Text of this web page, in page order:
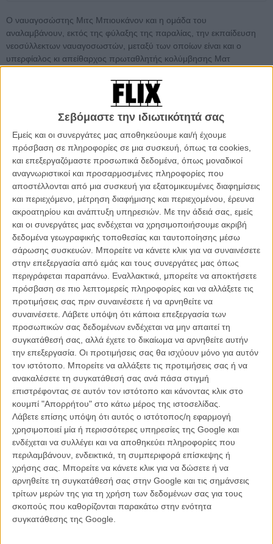
Σεβόμαστε την ιδιωτικότητά σας
Εμείς και οι συνεργάτες μας αποθηκεύουμε και/ή έχουμε
πρόσβαση σε πληροφορίες σε μια συσκευή, όπως τα cookies,
και επεξεργαζόμαστε προσωπικά δεδομένα, όπως μοναδικοί
αναγνωριστικοί και προσαρμοσμένες πληροφορίες που
αποστέλλονται από μια συσκευή για εξατομικευμένες διαφημίσεις
και περιεχόμενο, μέτρηση διαφήμισης και περιεχομένου, έρευνα
ακροατηρίου και ανάπτυξη υπηρεσιών. Με την άδειά σας, εμείς
και οι συνεργάτες μας ενδέχεται να χρησιμοποιήσουμε ακριβή
δεδομένα γεωγραφικής τοποθεσίας και ταυτοποίησης μέσω
σάρωσης συσκευών. Μπορείτε να κάνετε κλικ για να συναινέσετε
στην επεξεργασία από εμάς και τους συνεργάτες μας όπως
περιγράφεται παραπάνω. Εναλλακτικά, μπορείτε να αποκτήσετε
πρόσβαση σε πιο λεπτομερείς πληροφορίες και να αλλάξετε τις
προτιμήσεις σας πριν συναινέσετε ή να αρνηθείτε να
συναινέσετε. Λάβετε υπόψη ότι κάποια επεξεργασία των
προσωπικών σας δεδομένων ενδέχεται να μην απαιτεί τη
συγκατάθεσή σας, αλλά έχετε το δικαίωμα να αρνηθείτε αυτήν
την επεξεργασία. Οι προτιμήσεις σας θα ισχύουν μόνο για αυτόν
τον ιστότοπο. Μπορείτε να αλλάξετε τις προτιμήσεις σας ή να
ανακαλέσετε τη συγκατάθεσή σας ανά πάσα στιγμή
επιστρέφοντας σε αυτόν τον ιστότοπο και κάνοντας κλικ στο
κουμπί "Απορρήτου" στο κάτω μέρος της ιστοσελίδας.
Λάβετε επίσης υπόψη ότι αυτός ο ιστότοπος/η εφαρμογή
χρησιμοποιεί μία ή περισσότερες υπηρεσίες της Google και
ενδέχεται να συλλέγει και να αποθηκεύει πληροφορίες που
περιλαμβάνουν, ενδεικτικά, τη συμπεριφορά επίσκεψης ή
χρήσης σας. Μπορείτε να κάνετε κλικ για να δώσετε ή να
αρνηθείτε τη συγκατάθεσή σας στην Google και τις σημάνσεις
τρίτων μερών της για τη χρήση των δεδομένων σας για τους
σκοπούς που καθορίζονται παρακάτω στην ενότητα
συγκατάθεσης της Google.
Ο ναυαγοσώστης Μιτς Μπιουκάνον και η ομάδα του
αναλαμβάνουν, εκτός της φύλαξης της παραλίας, την εκπαίδευση
νεοσύλλεκτων ναυαγοσωστών, μεταξύ των οποίων είναι και ο
υπερφίαλος κι απείθαρχος πρωταθλητής κολύμβησης Ματ
καλούνται να συνεργαστούν στενά προκειμένου να ξεσκεπάσουν
μια εγκληματική οργάνωση που διακινεί ναρκωτικά και σπέρνει
πτώματα, απειλώντας το μέλλον της παραλίας τους.
Oταν η τηλεοπτική σειρά «Baywatch» άρχισε να προβάλλεται στις
τηλεοράσεις μας στις αρχές της δεκαετίας του ’90, ήταν ήδη μια
τεράστια επιτυχία. Αλλά ας το παραδεχτούμε. Η σειρά δεν ήταν
καθόλου καλή και το μόνο που κατάφερνε να της δώσει νόημα, και
πάνω από όλα τηλεθέαση, όλα αυτά τα 11 χρόνια προβολής της
ήταν τα καλλίγραμμα, ηλιοκαμένα, ιδρωμένα κορμιά των
ναυαγοσωστών να τρέχουν σε slow-mo στις παραλίες. Κανείς δεν
την έβλεπε για το σενάριό της και τους ενδιαφέροντες χαρακτήρες
της.
Με τις τόσες κινηματογραφικές αναβιώσεις παλιών επιτυχημένων
τηλεοπτικών σειρών, να κάνουν την εμφάνιση τους κάθε καλοκαίρι
στις αίθουσες, ήταν απλά ζήτημα χρόνου για να δούμε το
«Baywatch» να μοστράρει τους τέλεια σμιλεμένους κοιλιακούς του
στις οθόνες μας. Κι ενώ θα μπορούσε να είναι μια ευχάριστη,
απενοχοποιημένη, καλοκαιρινή περιπέτεια, όπως τα «21/22 Jump
Street» που τόσο πολύ προσπαθεί να μιμηθεί, εκμεταλλευόμενη και
την καλτίλα της σειράς στην οποία βασίζεται, καταλήγει ως ίσως η
πιο επώδυνη κινηματογραφική εμπειρία του φετινού καλοκαιριού.
Από την πρώτη σκηνή κιόλας, καθώς ο Ντουέιν – The Rock –
Τζόνσον βγαίνει στην στεριά, έχοντας μόλις σώσει κάποιον από
πνιγμό, με τον τίτλο της ταινίας να βγαίνει από την θάλασσα πίσω
του και δελφίνια να κάνουν κωλοτούμπες στο νερό (δεν κάνουμε
πλάκα!), καταλαβαίνεις αμέσως πως πρόκειται να δεις μια over the
top περιπέτεια γεμάτη με δόσεις απέραντης καφρίλας. Ναι, η ταινία
πότε δεν παίρνει τον εαυτό της στα σοβαρά, αυτό έλειπε άλλωστε,
και ο αυτοσαρκασμός της μερικές φορές είναι ίσως το μοναδικό
πράγμα που μπορεί να προκαλέσει ένα κάποιο μειδίαμα (έστω κι αν
αυτό μοιάζει να είναι προπομπός κάποιου εγκεφαλικού επεισοδίου).